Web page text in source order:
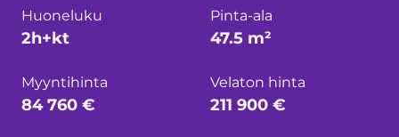
Huoneluku
2h+kt
Pinta-ala
47.5 m²
Myyntihinta
84 760 €
Velaton hinta
211 900 €